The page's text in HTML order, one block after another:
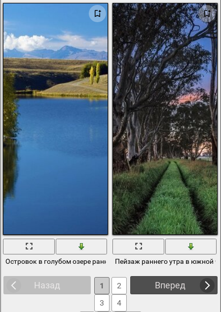
Островок в голубом озере ранней осеньюПейзаж раннего утра в южной
Назад Вперед
1
2
3
4